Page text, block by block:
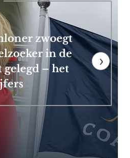
kan vroeg
dankzij royale ›